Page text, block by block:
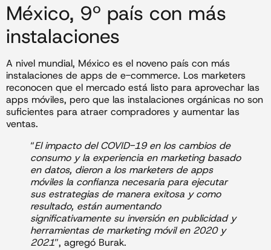
México, 9º país con más
instalaciones
A nivel mundial, México es el noveno país con más
instalaciones de apps de e-commerce. Los marketers
reconocen que el mercado está listo para aprovechar las
apps móviles, pero que las instalaciones orgánicas no son
suficientes para atraer compradores y aumentar las
ventas.
“El impacto del COVID-19 en los cambios de
consumo y la experiencia en marketing basado
en datos, dieron a los marketers de apps
móviles la confianza necesaria para ejecutar
sus estrategias de manera exitosa y como
resultado, están aumentando
significativamente su inversión en publicidad y
herramientas de marketing móvil en 2020 y
2021”, agregó Burak.